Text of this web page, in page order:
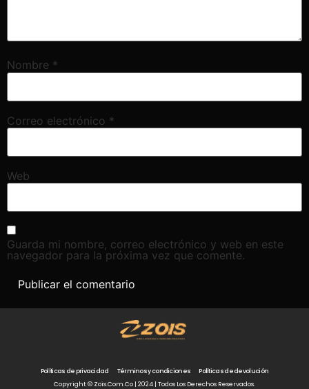
Nombre *
Correo electrónico *
Web
Guarda mi nombre, correo electrónico y web en este
navegador para la próxima vez que comente.
Políticas de privacidad Términos y condiciones
Políticas de devolución
Copyright © Zois.com.co | 2024 | Todos Los Derechos Reservados.